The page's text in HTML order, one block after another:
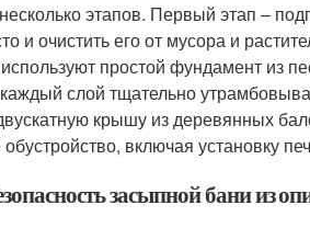
этапов. Первый этап –
очистить его от мусора и
простой фундамент из
слой тщательно
крышу из деревянных
включая установку
засыпной бани из